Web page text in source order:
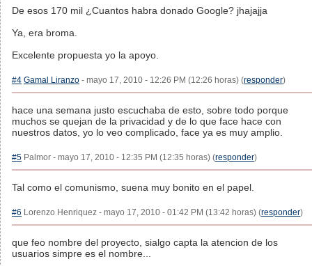
De esos 170 mil ¿Cuantos habra donado Google? jhajajja
Ya, era broma.
Excelente propuesta yo la apoyo.
#4 Gamal Liranzo - mayo 17, 2010 - 12:26 PM (12:26 horas) (responder)
hace una semana justo escuchaba de esto, sobre todo porque
muchos se quejan de la privacidad y de lo que face hace con
nuestros datos, yo lo veo complicado, face ya es muy amplio.
#5 Palmor - mayo 17, 2010 - 12:35 PM (12:35 horas) (responder)
Tal como el comunismo, suena muy bonito en el papel.
#6 Lorenzo Henriquez - mayo 17, 2010 - 01:42 PM (13:42 horas) (responder)
que feo nombre del proyecto, sialgo capta la atencion de los
usuarios simpre es el nombre...